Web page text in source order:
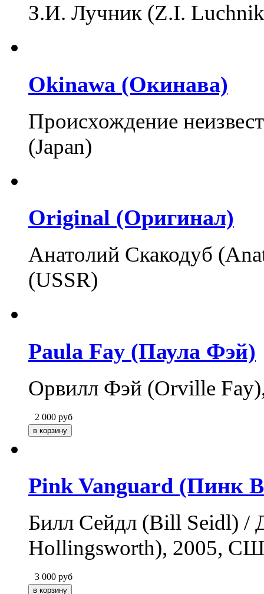
З.И. Лучник (Z.I.
Okinawa (Окинава)
Происхождение
(Japan)
Original (Оригинал)
Анатолий Скакодуб
(USSR)
Paula Fay (Паула Фэй)
Орвилл Фэй (Orville
2 000 руб
Pink Vanguard (Пинк
Билл Сейдл (Bill Seidl) /
Hollingsworth), 2005,
3 000 руб